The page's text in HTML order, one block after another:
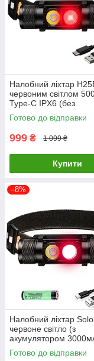
Налобний ліхтар
червоним світлом
Type-C IPX6 (без
акумулятора)
Готово до відправки
999 ₴ 1 099 ₴
Купити
–8%
Налобний ліхтар
червоне світло (з
акумулятором
Готово до відправки